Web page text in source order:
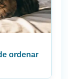
ordenar